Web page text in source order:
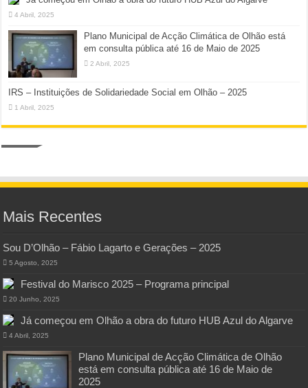
4 Abril, 2025
Plano Municipal de Acção Climática de Olhão está
em consulta pública até 16 de Maio de 2025
2 Abril, 2025
IRS – Instituições de Solidariedade Social em Olhão – 2025
1 Abril, 2025
Mais Recentes
Sou D’Olhão – Fábio Lagarto e Gerações – 2025
5 Agosto, 2025
Festival do Marisco 2025 – Programa principal
20 Junho, 2025
Já começou em Olhão a obra do futuro HUB Azul do Algarve
4 Abril, 2025
Plano Municipal de Acção Climática de Olhão
está em consulta pública até 16 de Maio de
2025